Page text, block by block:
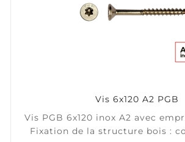
Vis 6x120 A2 PGB
Vis PGB 6x120 inox A2 avec
Fixation de la structure bois :